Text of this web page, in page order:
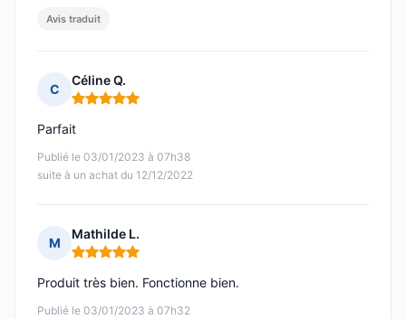
Avis traduit
C
Céline Q.
Note : 5 sur 5
Publié le 03/01/2023 à 07h38
suite à un achat du 12/12/2022
Parfait
M
Mathilde L.
Note : 5 sur 5
Publié le 03/01/2023 à 07h32
Produit très bien. Fonctionne bien.